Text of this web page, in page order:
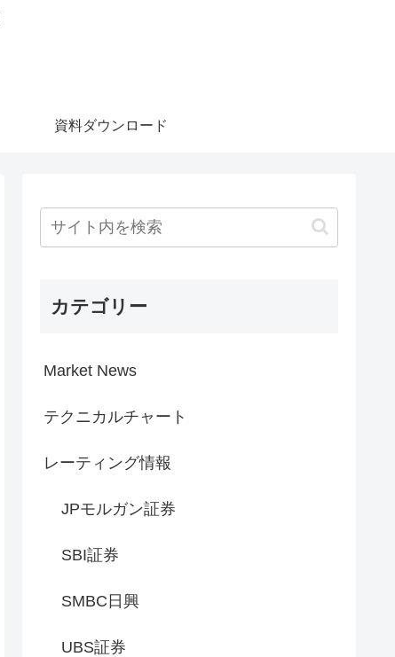
資料ダウンロード
カテゴリー
Market News
テクニカルチャート
レーティング情報
JPモルガン証券
SBI証券
SMBC日興
UBS証券